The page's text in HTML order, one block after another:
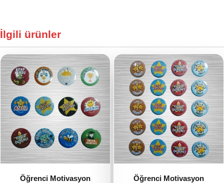
İlgili ürünler
Öğrenci Motivasyon
Öğrenci Motivasyon